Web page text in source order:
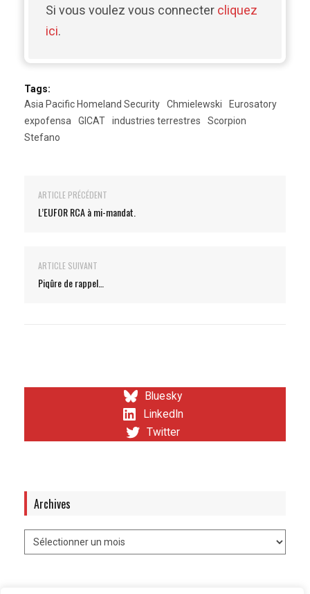
Si vous voulez vous connecter cliquez
ici.
Tags:
Asia Pacific Homeland Security
Chmielewski
Eurosatory
expofensa
GICAT industries terrestres
Scorpion
Stefano
ARTICLE PRÉCÉDENT
L’EUFOR RCA à mi-mandat.
ARTICLE SUIVANT
Piqûre de rappel…
Bluesky
LinkedIn
Twitter
Archives